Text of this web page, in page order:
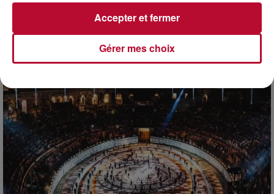
7 août 2026
DINER CONCERT À LA MJC DE MARSEILLAN
Gérer mes choix
Accepter et fermer